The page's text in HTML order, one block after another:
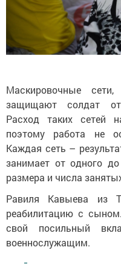
Маскировочные
защищают солдат от
Расход таких сетей
поэтому работа не
Каждая сеть –
занимает от одного
размера и числа
Равиля Кавыева из
реабилитацию с
свой посильный
военнослужащим.